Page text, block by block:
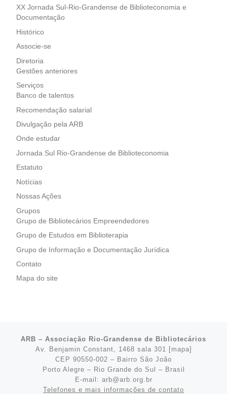
XX Jornada Sul-Rio-Grandense de Biblioteconomia e
Documentação
Histórico
Associe-se
Diretoria
Gestões anteriores
Serviços
Banco de talentos
Recomendação salarial
Divulgação pela ARB
Onde estudar
Jornada Sul Rio-Grandense de Biblioteconomia
Estatuto
Notícias
Nossas Ações
Grupos
Grupo de Bibliotecários Empreendedores
Grupo de Estudos em Biblioterapia
Grupo de Informação e Documentação Jurídica
Contato
Mapa do site
ARB – Associação Rio-Grandense de Bibliotecários
Av. Benjamin Constant, 1468 sala 301 [mapa]
CEP 90550-002 – Bairro São João
Porto Alegre – Rio Grande do Sul – Brasil
E-mail: arb@arb.org.br
Telefones e mais informações de contato